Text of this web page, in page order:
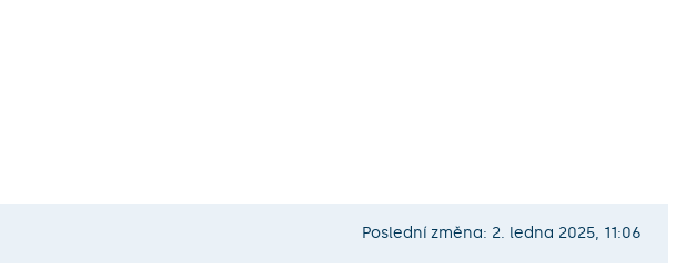
Poslední změna: 2. ledna 2025, 11:06